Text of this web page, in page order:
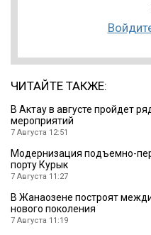
ЧИТАЙТЕ ТАКЖЕ:
В Актау в августе пройдет
мероприятий
7 Августа 12:51
Модернизация подъемно-
порту Курык
7 Августа 11:27
В Жанаозене построят
нового поколения
7 Августа 11:19